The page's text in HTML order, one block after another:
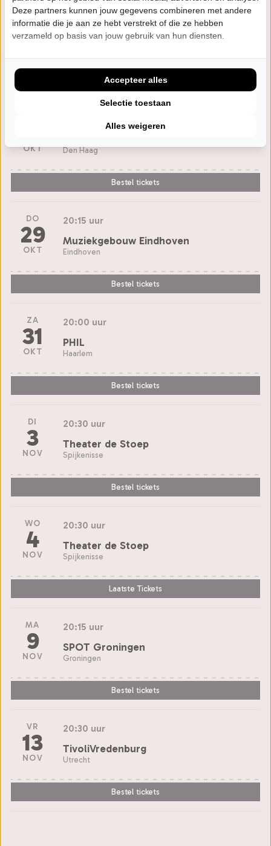
VR
23
20:30 uur
TAQA Theater De Vest
Uitverkocht
OKT Den Haag
Bestel tickets
DO
29
OKT
20:15 uur
Muziekgebouw Eindhoven
Eindhoven
Bestel tickets
ZA
31
OKT
20:00 uur
PHIL
Haarlem
Bestel tickets
DI
3
NOV
20:30 uur
Theater de Stoep
Spijkenisse
Bestel tickets
WO
4
NOV
20:30 uur
Theater de Stoep
Spijkenisse
Laatste Tickets
MA
9
NOV
20:15 uur
SPOT Groningen
Groningen
Bestel tickets
VR
13
NOV
20:30 uur
TivoliVredenburg
Utrecht
Bestel tickets
Deze partners kunnen jouw gegevens combineren met andere
informatie die je aan ze hebt verstrekt of die ze hebben
verzameld op basis van jouw gebruik van hun diensten.
Alles weigeren
Selectie toestaan
Accepteer alles